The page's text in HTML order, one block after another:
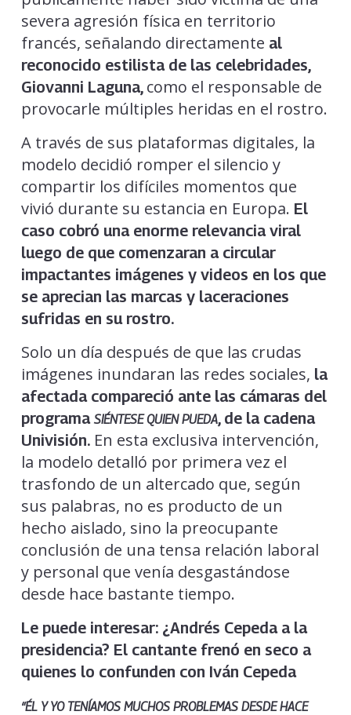
severa agresión física en territorio
francés, señalando directamente al
reconocido estilista de las celebridades,
Giovanni Laguna, como el responsable de
provocarle múltiples heridas en el rostro.
A través de sus plataformas digitales, la
modelo decidió romper el silencio y
compartir los difíciles momentos que
vivió durante su estancia en Europa. El
caso cobró una enorme relevancia viral
luego de que comenzaran a circular
impactantes imágenes y videos en los que
se aprecian las marcas y laceraciones
sufridas en su rostro.
Solo un día después de que las crudas
imágenes inundaran las redes sociales, la
afectada compareció ante las cámaras del
programa SIÉNTESE QUIEN PUEDA, de la cadena
Univisión.En esta exclusiva intervención,
la modelo detalló por primera vez el
trasfondo de un altercado que, según
sus palabras, no es producto de un
hecho aislado, sino la preocupante
conclusión de una tensa relación laboral
y personal que venía desgastándose
desde hace bastante tiempo.
Le puede interesar: ¿Andrés Cepeda a la
presidencia? El cantante frenó en seco a
quienes lo confunden con Iván Cepeda
“ÉL Y YO TENÍAMOS MUCHOS PROBLEMAS DESDE HACE